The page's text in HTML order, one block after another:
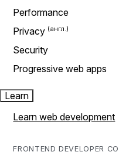
Performance
Privacy
Security
Progressive web apps
Learn
Learn web development
FRONTEND DEVELOPER